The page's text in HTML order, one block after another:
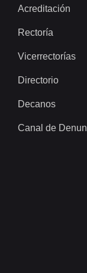
Acreditación
Rectoría
Vicerrectorías
Directorio
Decanos
Canal de